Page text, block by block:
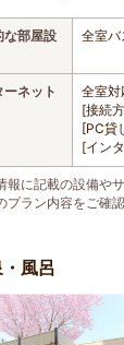
な部屋設
全室バ
ーネット
全室対
[接続
[PC貸
[イン
報に記載の設備や
プラン内容をご確認
風呂